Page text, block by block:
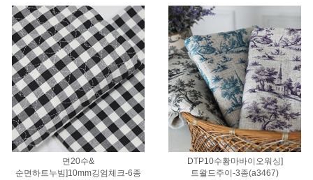
면20수&
순면하트누빔]10mm깅엄체크-6종
DTP10수황마바이오워싱]
트왈드주이-3종(a3467)